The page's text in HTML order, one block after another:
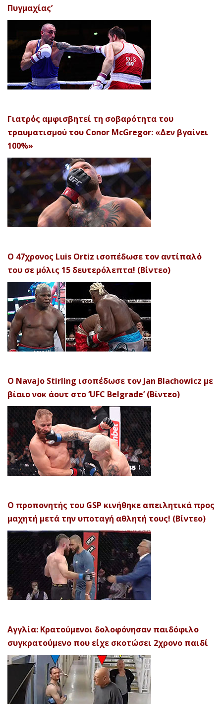
Πυγμαχίας’
Γιατρός αμφισβητεί τη σοβαρότητα του
τραυματισμού του Conor McGregor: «Δεν βγαίνει
100%»
Ο 47χρονος Luis Ortiz ισοπέδωσε τον αντίπαλό
του σε μόλις 15 δευτερόλεπτα! (Βίντεο)
Ο Navajo Stirling ισοπέδωσε τον Jan Blachowicz με
βίαιο νοκ άουτ στο ‘UFC Belgrade’ (Βίντεο)
Ο προπονητής του GSP κινήθηκε απειλητικά προς
μαχητή μετά την υποταγή αθλητή τους! (Βίντεο)
Αγγλία: Κρατούμενοι δολοφόνησαν παιδόφιλο
συγκρατούμενο που είχε σκοτώσει 2χρονο παιδί